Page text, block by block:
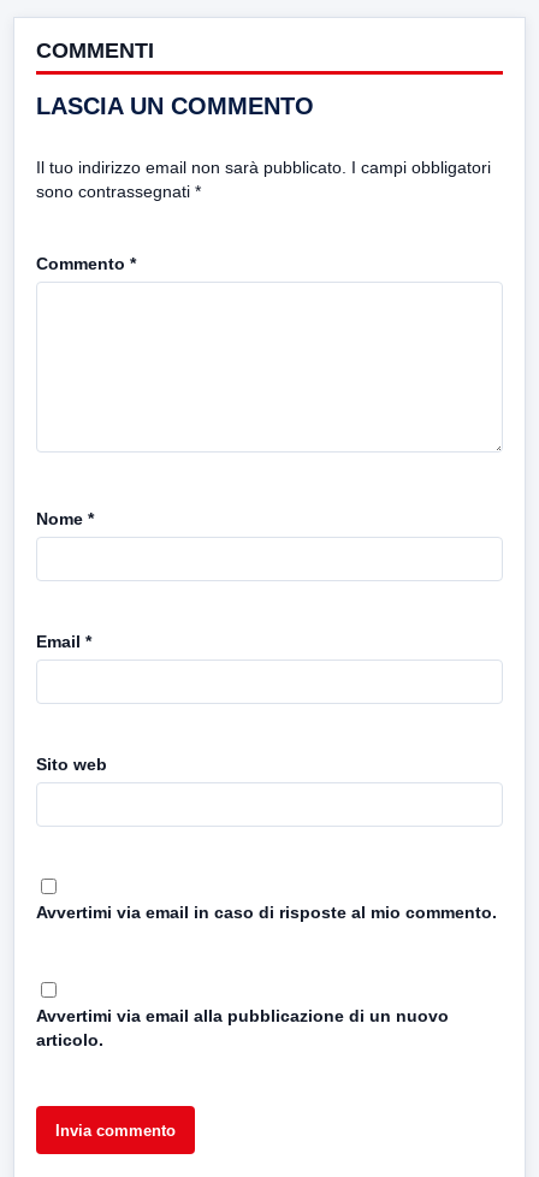
COMMENTI
LASCIA UN COMMENTO
Il tuo indirizzo email non sarà pubblicato. I campi obbligatori
sono contrassegnati *
Commento *
Nome *
Email *
Sito web
Avvertimi via email in caso di risposte al mio commento.
Avvertimi via email alla pubblicazione di un nuovo
articolo.